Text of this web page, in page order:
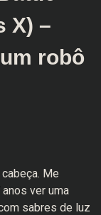
X) –
robô
Me
ver uma
sabres de luz